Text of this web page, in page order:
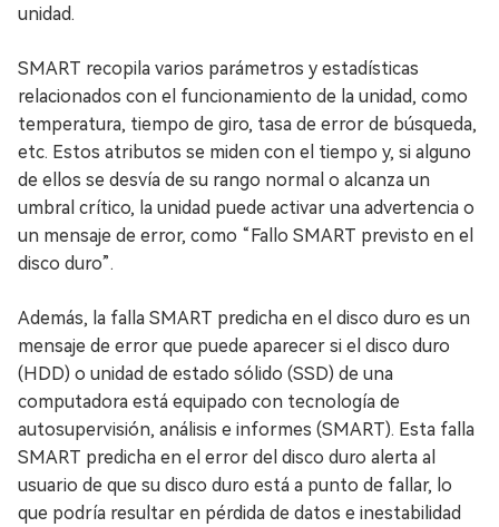
unidad.
SMART recopila varios parámetros y estadísticas
relacionados con el funcionamiento de la unidad, como
temperatura, tiempo de giro, tasa de error de búsqueda,
etc. Estos atributos se miden con el tiempo y, si alguno
de ellos se desvía de su rango normal o alcanza un
umbral crítico, la unidad puede activar una advertencia o
un mensaje de error, como “Fallo SMART previsto en el
disco duro”.
Además, la falla SMART predicha en el disco duro es un
mensaje de error que puede aparecer si el disco duro
(HDD) o unidad de estado sólido (SSD) de una
computadora está equipado con tecnología de
autosupervisión, análisis e informes (SMART). Esta falla
SMART predicha en el error del disco duro alerta al
usuario de que su disco duro está a punto de fallar, lo
que podría resultar en pérdida de datos e inestabilidad